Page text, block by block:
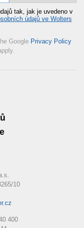
tak, jak je uvedeno v
údajů ve Wolters
Google Privacy Policy
10
400